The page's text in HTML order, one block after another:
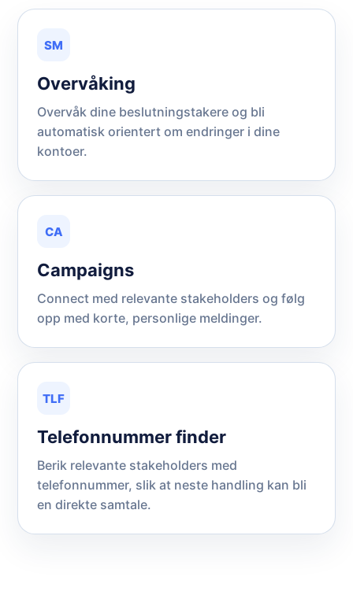
SM
Overvåking
Overvåk dine beslutningstakere og bli
automatisk orientert om endringer i dine
kontoer.
CA
Campaigns
Connect med relevante stakeholders og følg
opp med korte, personlige meldinger.
TLF
Telefonnummer finder
Berik relevante stakeholders med
telefonnummer, slik at neste handling kan bli
en direkte samtale.